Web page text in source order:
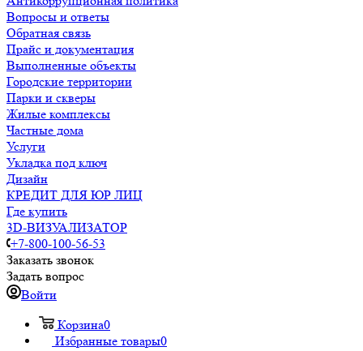
Вопросы и ответы
Обратная связь
Прайс и документация
Выполненные объекты
Городские территории
Парки и скверы
Жилые комплексы
Частные дома
Услуги
Укладка под ключ
Дизайн
КРЕДИТ ДЛЯ ЮР ЛИЦ
Где купить
3D-ВИЗУАЛИЗАТОР
+7-800-100-56-53
Заказать звонок
Задать вопрос
Войти
Корзина0
Избранные товары0